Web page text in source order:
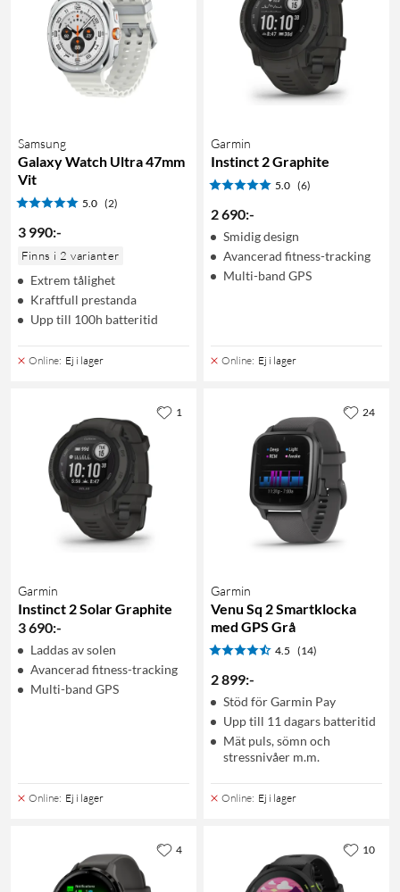
Samsung
Galaxy Watch Ultra 47mm
Vit
5.0 (2)
3 990:-
Finns i 2 varianter
Extrem tålighet
Kraftfull prestanda
Upp till 100h batteritid
Online: Ej i lager
Garmin
Instinct 2 Graphite
5.0 (6)
2 690:-
Smidig design
Avancerad fitness-tracking
Multi-band GPS
Online: Ej i lager
Garmin
Instinct 2 Solar Graphite
3 690:-
Laddas av solen
Avancerad fitness-tracking
Multi-band GPS
Online: Ej i lager
1
Garmin
Venu Sq 2 Smartklocka
med GPS Grå
4.5 (14)
2 899:-
Stöd för Garmin Pay
Upp till 11 dagars batteritid
Mät puls, sömn och
stressnivåer m.m.
Online: Ej i lager
24
4 10